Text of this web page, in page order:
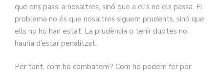
que ens passi a nosaltres, sinó que a ells no els passa. El
problema no és que nosaltres siguem prudents, sinó que
ells no ho han estat. La prudència o tenir dubtes no
hauria d’estar penalitzat.
Per tant, com ho combatem? Com ho podem fer per